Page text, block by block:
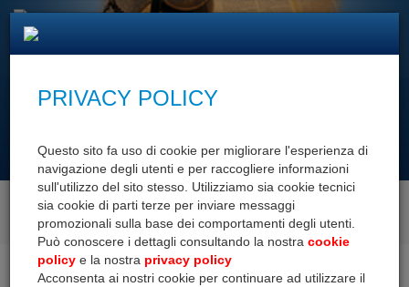
cerca con
SCOPRI I NOSTRI SERVIZI
Home Area documenti Dettaglio documento
PRIVACY POLICY
Questo sito fa uso di cookie per migliorare l'esperienza di
navigazione degli utenti e per raccogliere informazioni
sull'utilizzo del sito stesso. Utilizziamo sia cookie tecnici
sia cookie di parti terze per inviare messaggi
promozionali sulla base dei comportamenti degli utenti.
Può conoscere i dettagli consultando la nostra cookie
policy e la nostra privacy policy
Acconsenta ai nostri cookie per continuare ad utilizzare il